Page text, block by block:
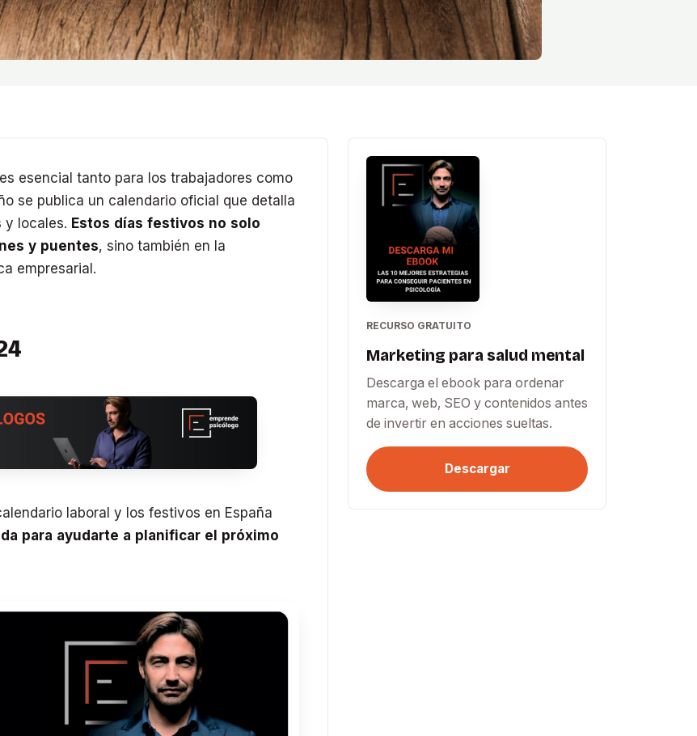
esencial tanto para los trabajadores como
se publica un calendario oficial que detalla
y locales. Estos días festivos no solo
y puentes, sino también en la
empresarial.
laboral y los festivos en España
para ayudarte a planificar el próximo
RECURSO GRATUITO
Marketing para salud mental
Descarga el ebook para ordenar
marca, web, SEO y contenidos antes
de invertir en acciones sueltas.
Descargar